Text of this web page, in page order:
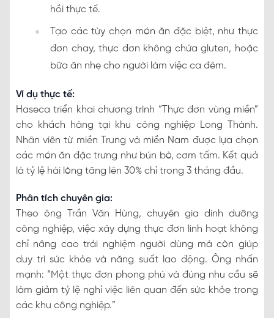
hồi thực tế.
Tạo các tùy chọn món ăn đặc biệt, như thực
đơn chay, thực đơn không chứa gluten, hoặc
bữa ăn nhẹ cho người làm việc ca đêm.
Ví dụ thực tế:
Haseca triển khai chương trình “Thực đơn vùng miền”
cho khách hàng tại khu công nghiệp Long Thành.
Nhân viên từ miền Trung và miền Nam được lựa chọn
các món ăn đặc trưng như bún bò, cơm tấm. Kết quả
là tỷ lệ hài lòng tăng lên 30% chỉ trong 3 tháng đầu.
Phân tích chuyên gia:
Theo ông Trần Văn Hùng, chuyên gia dinh dưỡng
công nghiệp, việc xây dựng thực đơn linh hoạt không
chỉ nâng cao trải nghiệm người dùng mà còn giúp
duy trì sức khỏe và năng suất lao động. Ông nhấn
mạnh: “Một thực đơn phong phú và đúng nhu cầu sẽ
làm giảm tỷ lệ nghỉ việc liên quan đến sức khỏe trong
các khu công nghiệp.”